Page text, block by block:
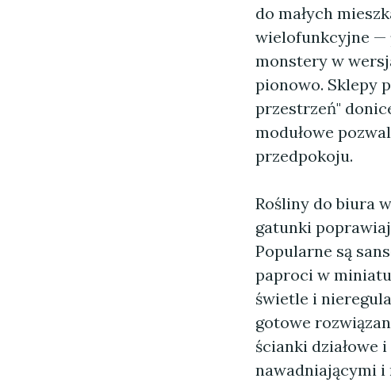
do małych
wielofunkcyjne —
monstery w
pionowo. Sklepy
przestrzeń"
modułowe
przedpokoju.
Rośliny do biura
gatunki
Popularne są
paproci w
świetle i
gotowe
ścianki działowe
nawadniającymi i